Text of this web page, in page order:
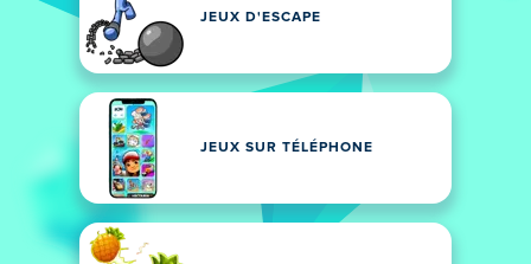
JEUX D'ESCAPE
JEUX SUR TÉLÉPHONE